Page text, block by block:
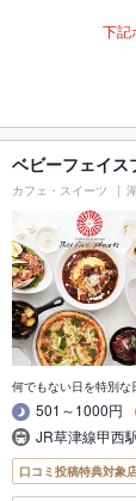
下記
ベビーフェイ
カフェ・スイーツ
何でもない日を特別な
501～1000円
JR草津線甲西
口コミ投稿特典対象